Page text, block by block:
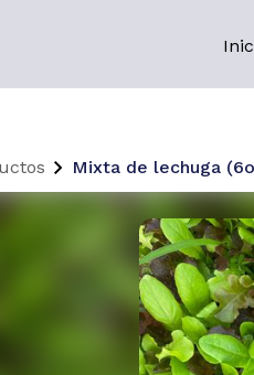
Mixta de lechuga